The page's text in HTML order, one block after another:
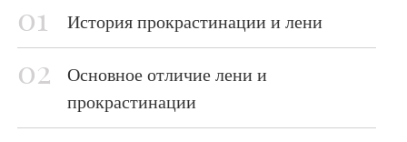
История прокрастинации и лени
Основное отличие лени и
прокрастинации